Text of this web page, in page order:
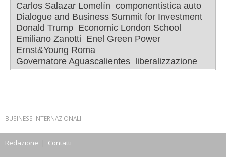
Carlos Salazar Lomelín componentistica auto
Dialogue and Business Summit for Investment
Donald Trump Economic London School
Emiliano Zanotti Enel Green Power
Ernst&Young Roma
Governatore Aguascalientes
liberalizzazione
BUSINESS INTERNAZIONALI
Redazione | Contatti